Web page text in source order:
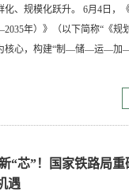
、规模化跃升。 6月4日，
年）》（以下简称“《规
核心，构建“制—储—运—加
“芯”！国家铁路局重
遇